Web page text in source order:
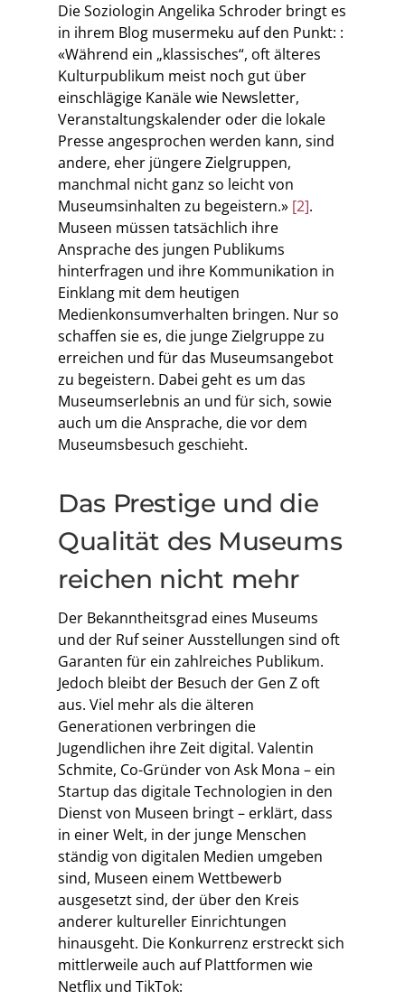
Die Soziologin Angelika Schroder bringt es
in ihrem Blog musermeku auf den Punkt: :
«Während ein „klassisches“, oft älteres
Kulturpublikum meist noch gut über
einschlägige Kanäle wie Newsletter,
Veranstaltungskalender oder die lokale
Presse angesprochen werden kann, sind
andere, eher jüngere Zielgruppen,
manchmal nicht ganz so leicht von
Museumsinhalten zu begeistern.» [2].
Museen müssen tatsächlich ihre
Ansprache des jungen Publikums
hinterfragen und ihre Kommunikation in
Einklang mit dem heutigen
Medienkonsumverhalten bringen. Nur so
schaffen sie es, die junge Zielgruppe zu
erreichen und für das Museumsangebot
zu begeistern. Dabei geht es um das
Museumserlebnis an und für sich, sowie
auch um die Ansprache, die vor dem
Museumsbesuch geschieht.
Das Prestige und die
Qualität des Museums
reichen nicht mehr
Der Bekanntheitsgrad eines Museums
und der Ruf seiner Ausstellungen sind oft
Garanten für ein zahlreiches Publikum.
Jedoch bleibt der Besuch der Gen Z oft
aus. Viel mehr als die älteren
Generationen verbringen die
Jugendlichen ihre Zeit digital. Valentin
Schmite, Co-Gründer von Ask Mona – ein
Startup das digitale Technologien in den
Dienst von Museen bringt – erklärt, dass
in einer Welt, in der junge Menschen
ständig von digitalen Medien umgeben
sind, Museen einem Wettbewerb
ausgesetzt sind, der über den Kreis
anderer kultureller Einrichtungen
hinausgeht. Die Konkurrenz erstreckt sich
mittlerweile auch auf Plattformen wie
Netflix und TikTok: